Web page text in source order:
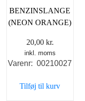
BENZINSLANGE
(NEON ORANGE)
20,00 kr.
inkl. moms
Varenr: 00210027
Tilføj til kurv